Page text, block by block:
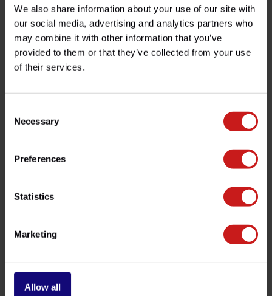
We also share information about your use of our site with
our social media, advertising and analytics partners who
may combine it with other information that you’ve
provided to them or that they’ve collected from your use
of their services.
Selection
Necessary
Preferences
Statistics
Marketing
Allow all
Avez-vous des questions concernant ce produit ?
Besoin d'aide avec votre commande ? N'hésitez pas à
contacter notre service client à l'adresse